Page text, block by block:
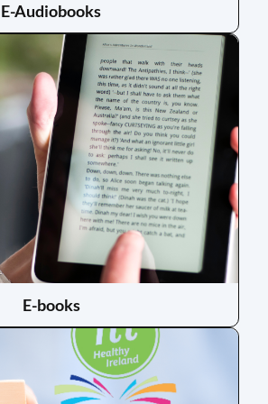
E-Audiobooks
(opens
a
new
window)
E-books
(opens
new